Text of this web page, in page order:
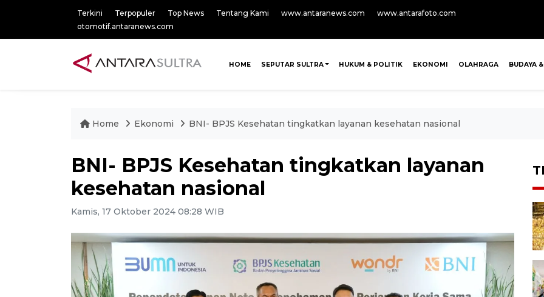
Terkini Terpopuler Top News Tentang Kami www.antaranews.com
www.antarafoto.com
otomotif.antaranews.com
HOME SEPUTAR SULTRA HUKUM & POLITIK EKONOMI OLAHRAGA BUDAYA
Home Ekonomi BNI- BPJS Kesehatan tingkatkan layanan kesehatan nasional
BNI- BPJS Kesehatan tingkatkan layanan
kesehatan nasional
Kamis, 17 Oktober 2024 08:28 WIB